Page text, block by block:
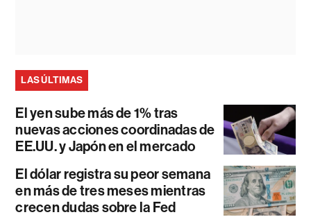
LAS ÚLTIMAS
El yen sube más de 1% tras
nuevas acciones coordinadas de
EE.UU. y Japón en el mercado
El dólar registra su peor semana
en más de tres meses mientras
crecen dudas sobre la Fed